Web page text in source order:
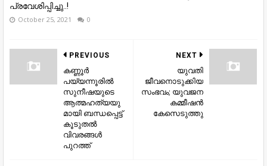
പ്രവേശിപ്പിച്ചു..!
October 25, 2021 0
NEXT
യുവതി
ജീവനൊടുക്കിയ
സംഭവം; യുവജന
കമ്മീഷന്‍
കേസെടുത്തു
PREVIOUS
കണ്ണൂര്‍
പയ്യന്നൂരില്‍
സുനീഷയുടെ
ആത്മഹത്യയു
മായി ബന്ധപ്പെട്ട്
കൂടുതല്‍
വിവരങ്ങള്‍
പുറത്ത്